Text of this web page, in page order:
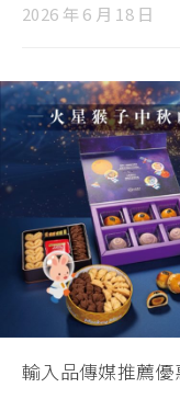
2026 年 6 月 18 日
輸入品傳媒推薦優